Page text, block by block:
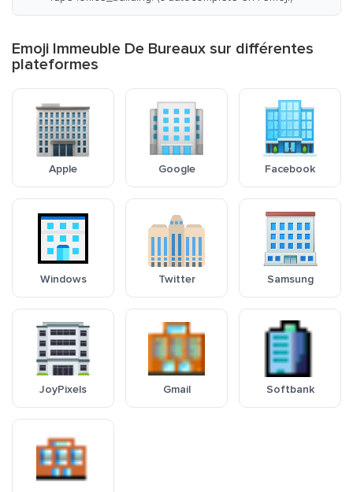
Emoji Immeuble De Bureaux sur différentes
plateformes
Apple Google Facebook
Windows Twitter Samsung
JoyPixels Gmail Softbank